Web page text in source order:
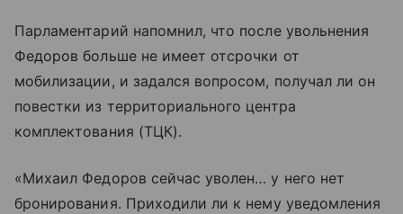
Парламентарий напомнил, что после увольнения
Федоров больше не имеет отсрочки от
мобилизации, и задался вопросом, получал ли он
повестки из территориального центра
комплектования (ТЦК).
«Михаил Федоров сейчас уволен… у него нет
бронирования. Приходили ли к нему уведомления